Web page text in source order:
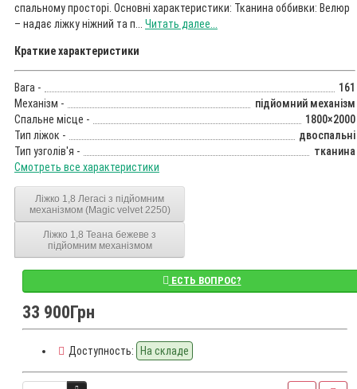
спальному просторі. Основні характеристики: Тканина оббивки: Велюр
– надає ліжку ніжний та п... Читать далее...
Краткие характеристики
Вага -
161
Механізм -
підйомний механізм
Спальне місце -
1800×2000
Тип ліжок -
двоспальні
Тип узголів'я -
тканина
Смотреть все характеристики
Ліжко 1,8 Легасі з підйомним
механізмом (Magic velvet 2250)
Ліжко 1,8 Теана бежеве з
підйомним механізмом
ЕСТЬ ВОПРОС?
33 900Грн
Доступность: На складе